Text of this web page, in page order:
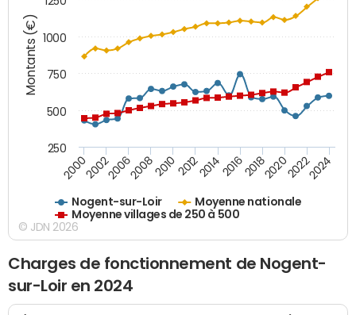
Montants (€)
Nogent-sur-Loir
Moyenne nationale
Moyenne villages de 250 à 500
200020022006200820102012201420162018202020222024
250
500
750
1000
© JDN 2026
Charges de fonctionnement de Nogent-
sur-Loir en 2024